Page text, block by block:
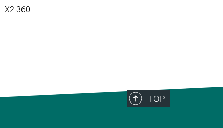
X2 360
TOP